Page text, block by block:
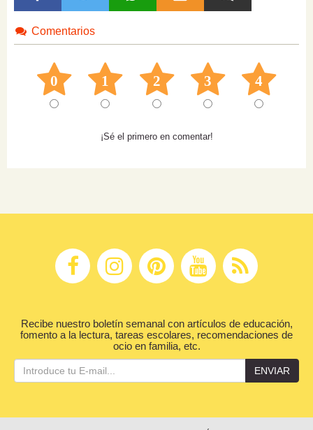
Comentarios
0 1 2 3 4
¡Sé el primero en comentar!
Recibe nuestro boletín semanal con artículos de educación,
fomento a la lectura, tareas escolares, recomendaciones de
ocio en familia, etc.
ENVIAR